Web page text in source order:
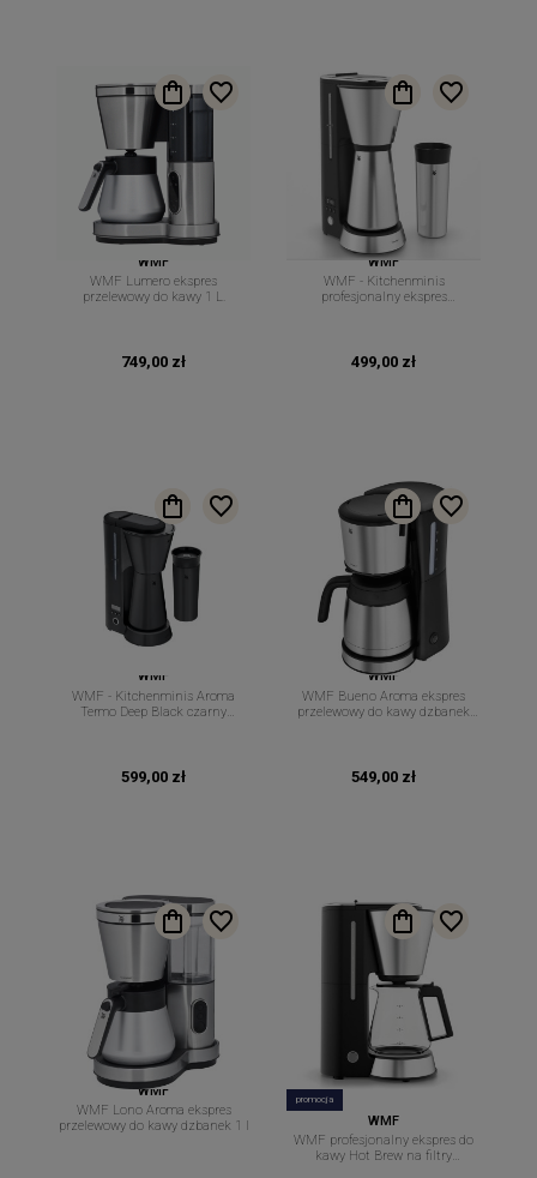
WMF
WMF Lumero ekspres
przelewowy do kawy 1 L.
749,00 zł
WMF
WMF - Kitchenminis
profesjonalny ekspres
499,00 zł
WMF
WMF - Kitchenminis Aroma
Termo Deep Black czarny
599,00 zł
WMF
WMF Bueno Aroma ekspres
przelewowy do kawy dzbanek
549,00 zł
WMF
WMF Lono Aroma ekspres
przelewowy do kawy dzbanek 1 l
promocja
WMF
WMF profesjonalny ekspres do
kawy Hot Brew na filtry